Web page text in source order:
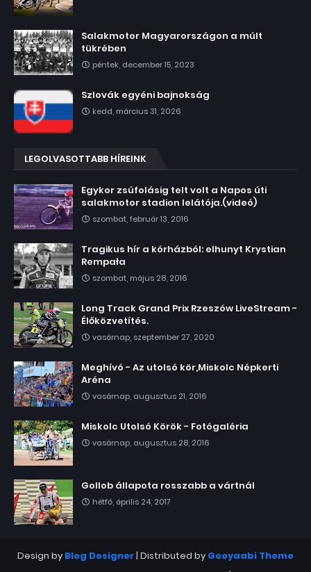
Salakmotor Magyarországon a múlt
tükrében
péntek, december 15, 2023
Szlovák egyéni bajnokság
kedd, március 31, 2026
LEGOLVASOTTABB HÍREINK
Egykor zsúfolásig telt volt a Napos úti
salakmotor stadion lelátója.(videó)
szombat, február 13, 2016
Tragikus hír a kórházból: elhunyt Krystian
Rempała
szombat, május 28, 2016
Long Track Grand Prix Rzeszów LiveStream -
Élőközvetítés.
vasárnap, szeptember 27, 2020
Meghívó - Az utolsó kör,Miskolc Népkerti
Aréna
vasárnap, augusztus 21, 2016
Miskolc Utolsó Körök - Fotógaléria
vasárnap, augusztus 28, 2016
Gollob állapota rosszabb a vártnál
hétfő, április 24, 2017
Design by Blog Designer | Distributed by Gooyaabi Theme